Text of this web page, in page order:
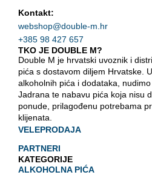
Kontakt:
webshop@double-m.hr
+385 98 427 657
TKO JE DOUBLE M?
Double M je hrvatski uvoznik i
pića s dostavom diljem Hrvatske.
alkoholnih pića i dodataka,
Jadrana te nabavu pića koja nisu
ponude, prilagođenu potrebama
klijenata.
VELEPRODAJA
PARTNERI
KATEGORIJE
ALKOHOLNA PIĆA